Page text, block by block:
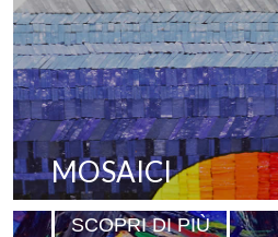
MOSAICI
SCOPRI DI PIÙ